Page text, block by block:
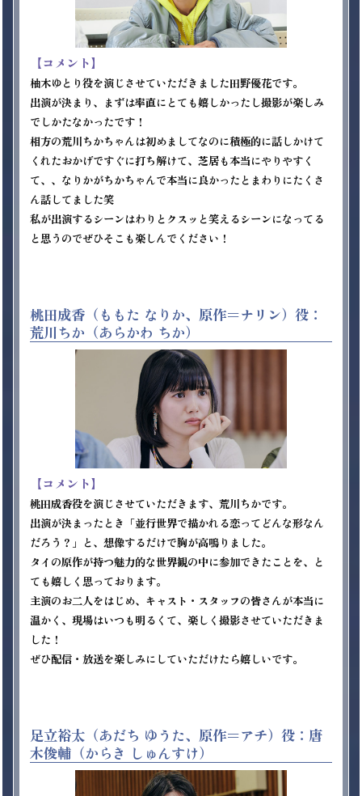
【コメント】
柚木ゆとり役を演じさせていただきました田野優花です。
出演が決まり、まずは率直にとても嬉しかったし撮影が楽しみ
でしかたなかったです！
相方の荒川ちかちゃんは初めましてなのに積極的に話しかけて
くれたおかげですぐに打ち解けて、芝居も本当にやりやすく
て、、なりかがちかちゃんで本当に良かったとまわりにたくさ
ん話してました笑
私が出演するシーンはわりとクスッと笑えるシーンになってる
と思うのでぜひそこも楽しんでください！
桃田成香（ももた なりか、原作＝ナリン）役：
荒川ちか（あらかわ ちか）
【コメント】
桃田成香役を演じさせていただきます、荒川ちかです。
出演が決まったとき「並行世界で描かれる恋ってどんな形なん
だろう？」と、想像するだけで胸が高鳴りました。
タイの原作が持つ魅力的な世界観の中に参加できたことを、と
ても嬉しく思っております。
主演のお二人をはじめ、キャスト・スタッフの皆さんが本当に
温かく、現場はいつも明るくて、楽しく撮影させていただきま
した！
ぜひ配信・放送を楽しみにしていただけたら嬉しいです。
足立裕太（あだち ゆうた、原作＝アチ）役：唐
木俊輔（からき しゅんすけ）